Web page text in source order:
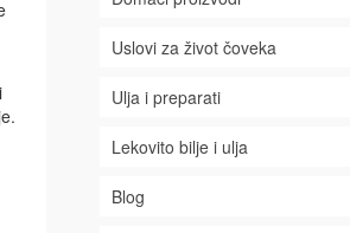
Uslovi za život čoveka
Ulja i preparati
Lekovito bilje i ulja
Blog